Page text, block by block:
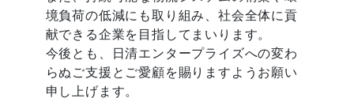
境負荷の低減にも取り組み、社会全体に貢
献できる企業を目指してまいります。
今後とも、日清エンタープライズへの変わ
らぬご支援とご愛顧を賜りますようお願い
申し上げます。